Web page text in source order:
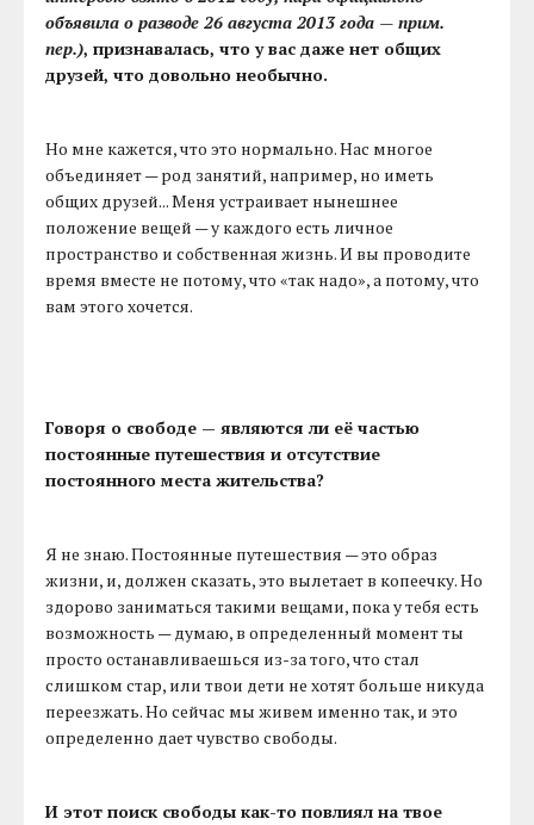
объявила о разводе 26 августа 2013 года — прим.
пер.), признавалась, что у вас даже нет общих
друзей, что довольно необычно.
Но мне кажется, что это нормально. Нас многое
объединяет — род занятий, например, но иметь
общих друзей... Меня устраивает нынешнее
положение вещей — у каждого есть личное
пространство и собственная жизнь. И вы проводите
время вместе не потому, что «так надо», а потому, что
вам этого хочется.
Говоря о свободе — являются ли её частью
постоянные путешествия и отсутствие
постоянного места жительства?
Я не знаю. Постоянные путешествия — это образ
жизни, и, должен сказать, это вылетает в копеечку. Но
здорово заниматься такими вещами, пока у тебя есть
возможность — думаю, в определенный момент ты
просто останавливаешься из-за того, что стал
слишком стар, или твои дети не хотят больше никуда
переезжать. Но сейчас мы живем именно так, и это
определенно дает чувство свободы.
И этот поиск свободы как-то повлиял на твое